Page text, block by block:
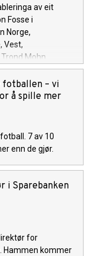
av eit
Fosse i
Norge,
Vest,
Mohn.
– vi
å spille mer
7 av 10
enn de gjør.
i Sparebanken
for
Hammen kommer